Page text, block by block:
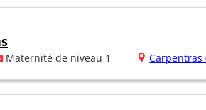
Maternité de niveau 1 Carpentras